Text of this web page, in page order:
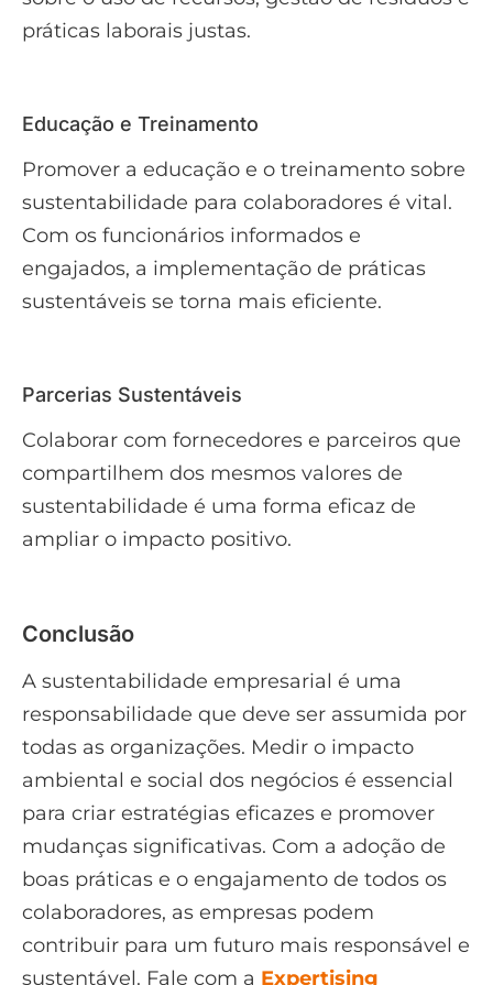
práticas laborais justas.
Educação e Treinamento
Promover a educação e o treinamento sobre
sustentabilidade para colaboradores é vital.
Com os funcionários informados e
engajados, a implementação de práticas
sustentáveis se torna mais eficiente.
Parcerias Sustentáveis
Colaborar com fornecedores e parceiros que
compartilhem dos mesmos valores de
sustentabilidade é uma forma eficaz de
ampliar o impacto positivo.
Conclusão
A sustentabilidade empresarial é uma
responsabilidade que deve ser assumida por
todas as organizações. Medir o impacto
ambiental e social dos negócios é essencial
para criar estratégias eficazes e promover
mudanças significativas. Com a adoção de
boas práticas e o engajamento de todos os
colaboradores, as empresas podem
contribuir para um futuro mais responsável e
sustentável. Fale com a Expertising